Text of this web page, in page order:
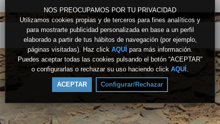
NOS PREOCUPAMOS POR TU PRIVACIDAD
Utilizamos cookies propias y de terceros para fines analíticos y
para mostrarte publicidad personalizada en base a un perfil
elaborado a partir de tus hábitos de navegación (por ejemplo,
páginas visitadas). Haz click AQUÍ para más información.
Puedes aceptar todas las cookies pulsando el botón “ACEPTAR”
o configurarlas o rechazar su uso haciendo click AQUÍ .
ACEPTAR Configurar/Rechazar
Versión escritorio